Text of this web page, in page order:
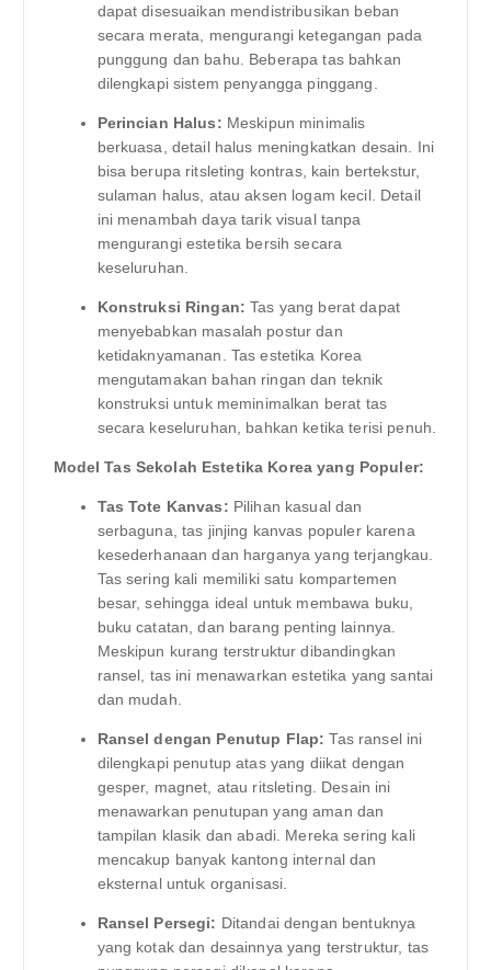
dapat disesuaikan mendistribusikan beban
secara merata, mengurangi ketegangan pada
punggung dan bahu. Beberapa tas bahkan
dilengkapi sistem penyangga pinggang.
Perincian Halus: Meskipun minimalis
berkuasa, detail halus meningkatkan desain. Ini
bisa berupa ritsleting kontras, kain bertekstur,
sulaman halus, atau aksen logam kecil. Detail
ini menambah daya tarik visual tanpa
mengurangi estetika bersih secara
keseluruhan.
Konstruksi Ringan: Tas yang berat dapat
menyebabkan masalah postur dan
ketidaknyamanan. Tas estetika Korea
mengutamakan bahan ringan dan teknik
konstruksi untuk meminimalkan berat tas
secara keseluruhan, bahkan ketika terisi penuh.
Model Tas Sekolah Estetika Korea yang Populer:
Tas Tote Kanvas: Pilihan kasual dan
serbaguna, tas jinjing kanvas populer karena
kesederhanaan dan harganya yang terjangkau.
Tas sering kali memiliki satu kompartemen
besar, sehingga ideal untuk membawa buku,
buku catatan, dan barang penting lainnya.
Meskipun kurang terstruktur dibandingkan
ransel, tas ini menawarkan estetika yang santai
dan mudah.
Ransel dengan Penutup Flap: Tas ransel ini
dilengkapi penutup atas yang diikat dengan
gesper, magnet, atau ritsleting. Desain ini
menawarkan penutupan yang aman dan
tampilan klasik dan abadi. Mereka sering kali
mencakup banyak kantong internal dan
eksternal untuk organisasi.
Ransel Persegi: Ditandai dengan bentuknya
yang kotak dan desainnya yang terstruktur, tas